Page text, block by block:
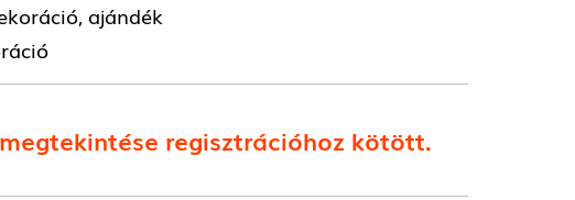
ajándék
regisztrációhoz kötött.